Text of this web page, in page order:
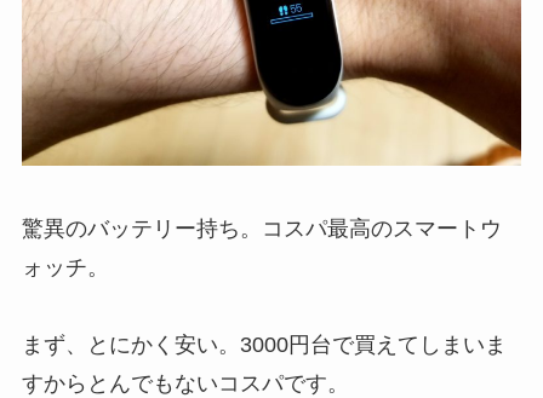
驚異のバッテリー持ち。コスパ最高のスマートウ
ォッチ。
まず、とにかく安い。3000円台で買えてしまいま
すからとんでもないコスパです。